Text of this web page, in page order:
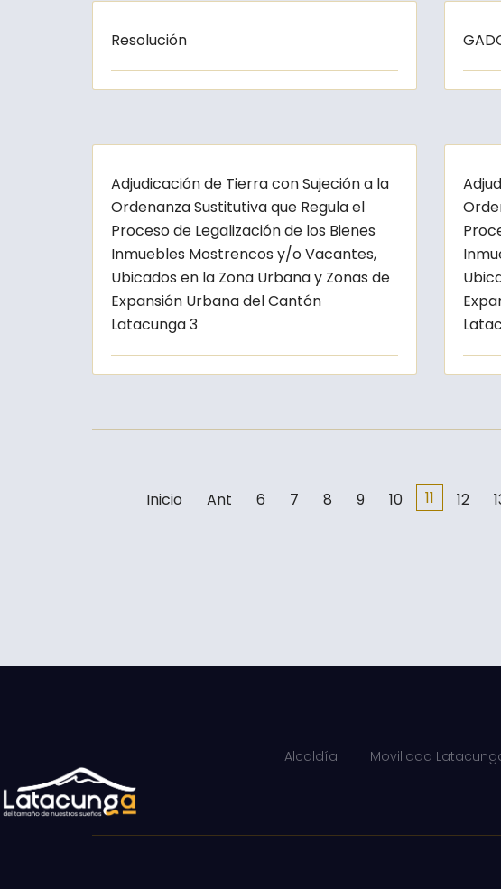
Resolución
Adjudicación de Tierra con Sujeción a la
Ordenanza Sustitutiva que Regula el
Proceso de Legalización de los Bienes
Inmuebles Mostrencos y/o Vacantes,
Ubicados en la Zona Urbana y Zonas de
Expansión Urbana del Cantón
Latacunga 3
Inicio Ant 6 7 8 9 10 11 12
Alcaldía Movilidad